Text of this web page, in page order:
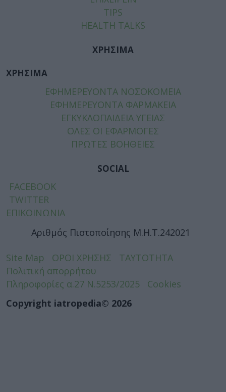
TIPS
HEALTH TALKS
ΧΡΗΣΙΜΑ
ΧΡΗΣΙΜΑ
ΕΦΗΜΕΡΕΥΟΝΤΑ ΝΟΣΟΚΟΜΕΙΑ
ΕΦΗΜΕΡΕΥΟΝΤΑ ΦΑΡΜΑΚΕΙΑ
ΕΓΚΥΚΛΟΠΑΙΔΕΙΑ ΥΓΕΙΑΣ
ΟΛΕΣ ΟΙ ΕΦΑΡΜΟΓΕΣ
ΠΡΩΤΕΣ ΒΟΗΘΕΙΕΣ
SOCIAL
FACEBOOK
TWITTER
ΕΠΙΚΟΙΝΩΝΙΑ
Αριθμός Πιστοποίησης Μ.Η.Τ.242021
Site Map ΟΡΟΙ ΧΡΗΣΗΣ
ΤΑΥΤΟΤΗΤΑ
Πολιτική απορρήτου
Πληροφορίες α.27 Ν.5253/2025
Cookies
Copyright iatropedia© 2026